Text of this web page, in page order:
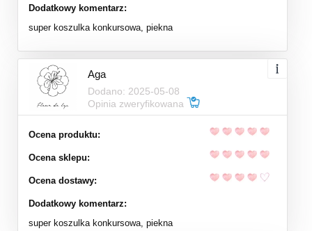
Dodatkowy komentarz:
super koszulka konkursowa, piekna
Aga
Dodano: 2025-05-08
Opinia zweryfikowana
Ocena produktu:
Ocena sklepu:
Ocena dostawy:
Dodatkowy komentarz:
super koszulka konkursowa, piekna